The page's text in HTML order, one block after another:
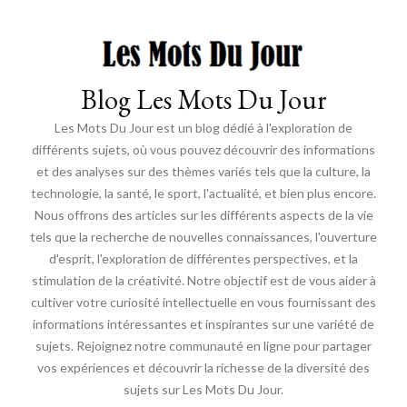
Blog Les Mots Du Jour
Les Mots Du Jour est un blog dédié à l'exploration de
différents sujets, où vous pouvez découvrir des informations
et des analyses sur des thèmes variés tels que la culture, la
technologie, la santé, le sport, l'actualité, et bien plus encore.
Nous offrons des articles sur les différents aspects de la vie
tels que la recherche de nouvelles connaissances, l'ouverture
d'esprit, l'exploration de différentes perspectives, et la
stimulation de la créativité. Notre objectif est de vous aider à
cultiver votre curiosité intellectuelle en vous fournissant des
informations intéressantes et inspirantes sur une variété de
sujets. Rejoignez notre communauté en ligne pour partager
vos expériences et découvrir la richesse de la diversité des
sujets sur Les Mots Du Jour.